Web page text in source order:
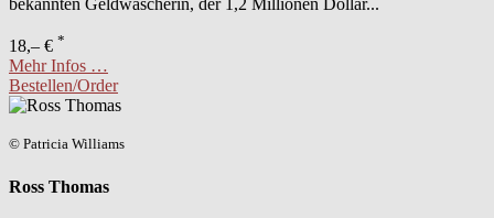
bekannten Geldwäscherin, der 1,2 Millionen Dollar...
18,– € *
Mehr Infos …
Bestellen/Order
© Patricia Williams
Ross Thomas